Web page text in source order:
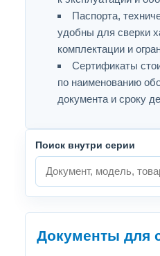
Паспорта,
удобны для сверки
комплектации и
Сертификаты
по наименованию
документа и сроку
Поиск внутри серии
Документы для